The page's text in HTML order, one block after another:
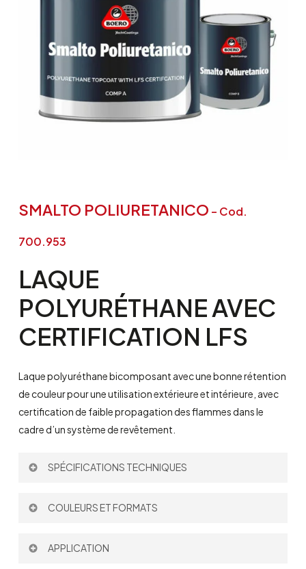
SMALTO POLIURETANICO – Cod.
700.953
LAQUE
POLYURÉTHANEAVEC
CERTIFICATION LFS
Laque polyuréthane bicomposant avec une bonne rétention
de couleur pour une utilisation extérieure et intérieure, avec
certification de faible propagation des flammes dans le
cadre d’un système de revêtement.
SPÉCIFICATIONS TECHNIQUES
Rendement Théorique:
Rapport de Mélange par volume:
COULEURS ET FORMATS
Couleur:APPLICATION